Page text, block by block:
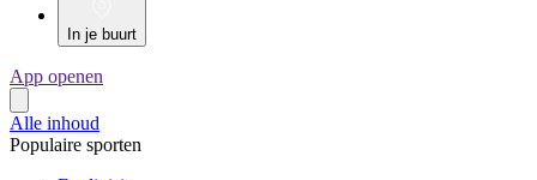
In je buurt
App openen
Alle inhoud
Populaire sporten